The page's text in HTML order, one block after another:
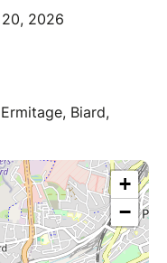
2026
Biard,
+
−